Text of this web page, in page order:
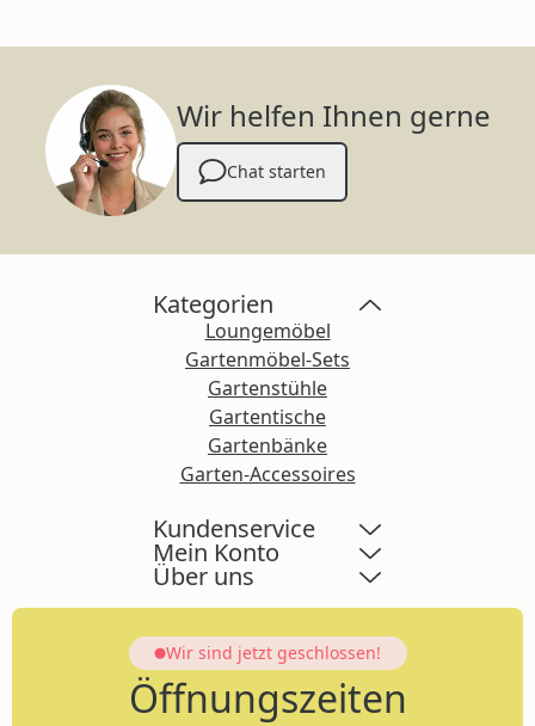
Wir helfen Ihnen gerne
Chat starten
Kategorien
Loungemöbel
Gartenmöbel-Sets
Gartenstühle
Gartentische
Gartenbänke
Garten-Accessoires
Kundenservice
Mein Konto
Über uns
Wir sind jetzt geschlossen!
Öffnungszeiten